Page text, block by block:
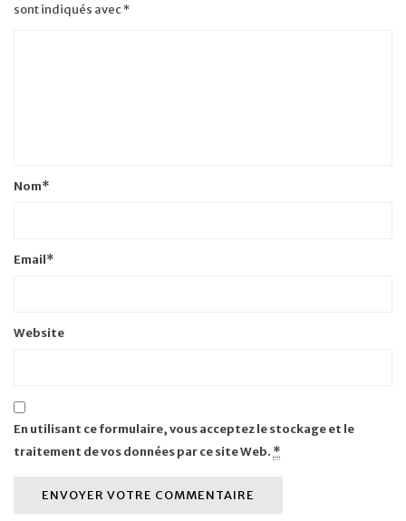
sont indiqués avec*
Nom*
Email*
Website
En utilisant ce formulaire, vous acceptez le stockage et le
traitement de vos données par ce site Web. *